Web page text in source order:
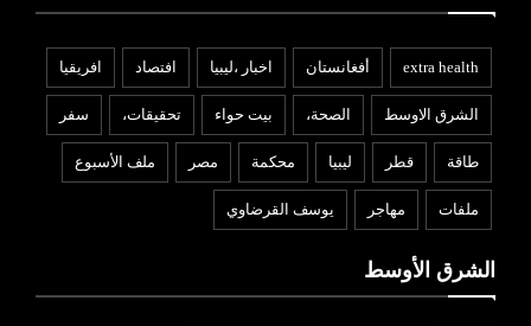
extra health أفغانستان اخبار ،ليبيا افتصاد افريقيا
الشرق الاوسط الصحة، بيت حواء تحقيقات، سفر
طاقة قطر ليبيا محكمة مصر ملف الأسبوع
ملفات مهاجر يوسف القرضاوي
الشرق الأوسط